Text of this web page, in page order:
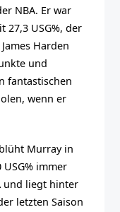
NBA. Er war
27,3 USG%, der
Harden
und
fantastischen
wenn er
Murray in
immer
und liegt hinter
letzten Saison